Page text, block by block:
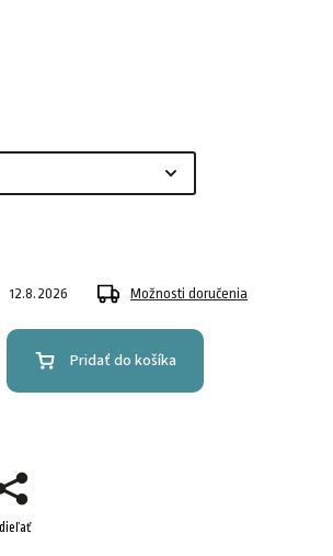
12.8.2026 Možnosti doručenia
Pridať do košíka